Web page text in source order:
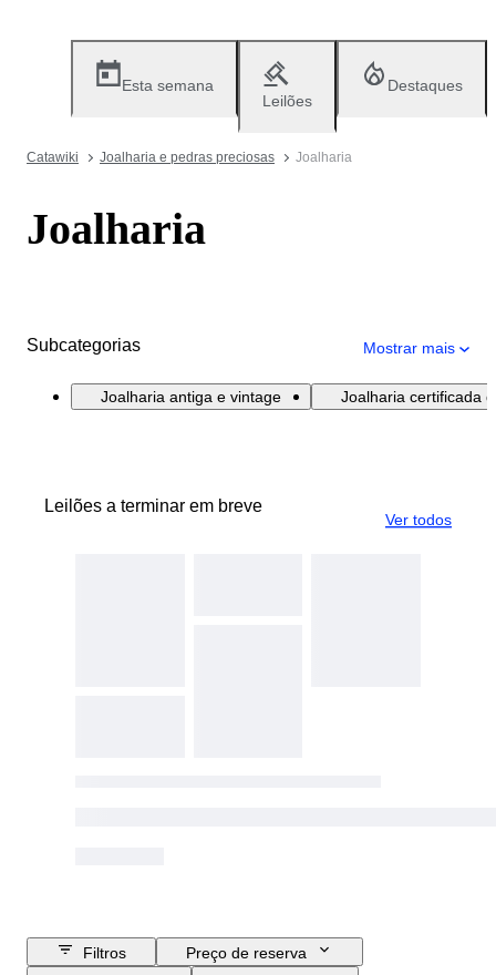
Esta semana
Leilões
Destaques
Catawiki Joalharia e pedras preciosas Joalharia
Joalharia
Subcategorias Mostrar mais
Joalharia antiga e vintage Joalharia certificada
Leilões a terminar em breve
Ver todos
Filtros
Preço de reserva